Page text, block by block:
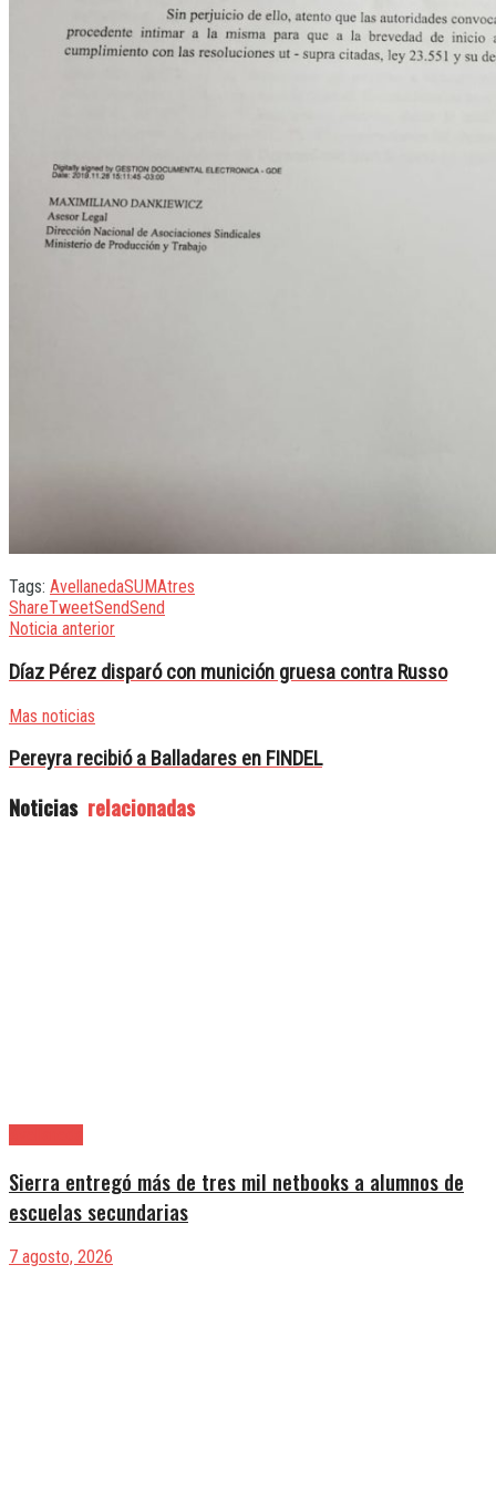
Tags: AvellanedaSUMAtres
ShareTweetSendSend
Noticia anterior
Díaz Pérez disparó con munición gruesa contra Russo
Mas noticias
Pereyra recibió a Balladares en FINDEL
Noticias relacionadas
Sierra entregó más de tres mil netbooks a alumnos de
escuelas secundarias
7 agosto, 2026